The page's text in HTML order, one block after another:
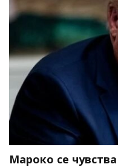
Мароко се